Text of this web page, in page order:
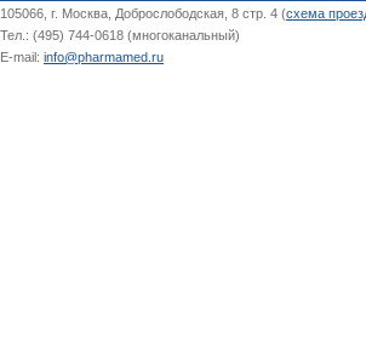
105066, г. Москва, Доброслободская, 8 стр. 4 (схема
Тел.: (495) 744-0618 (многоканальный)
E-mail: info@pharmamed.ru